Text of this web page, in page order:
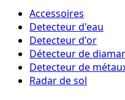
Accessoires
Detecteur d'eau
Detecteur d'or
Détecteur de
Detecteur de
Radar de sol